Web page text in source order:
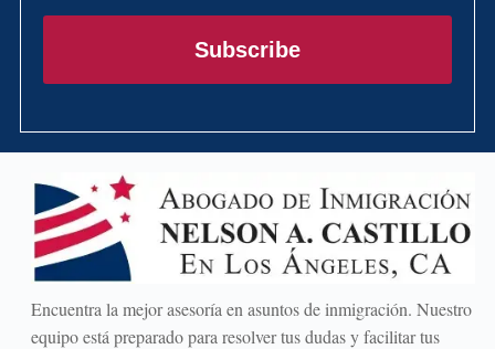
correo
Subscribe
Encuentra la mejor asesoría en asuntos de inmigración. Nuestro
equipo está preparado para resolver tus dudas y facilitar tus